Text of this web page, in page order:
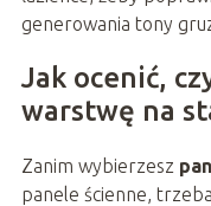
generowania tony
Jak ocenić,
warstwę na
Zanim wybierzesz
panele ścienne,